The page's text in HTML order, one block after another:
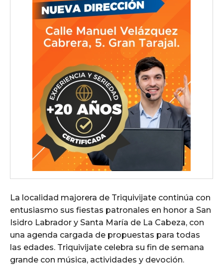
La localidad majorera de Triquivijate continúa con
entusiasmo sus fiestas patronales en honor a San
Isidro Labrador y Santa María de La Cabeza, con
una agenda cargada de propuestas para todas
las edades. Triquivijate celebra su fin de semana
grande con música, actividades y devoción.